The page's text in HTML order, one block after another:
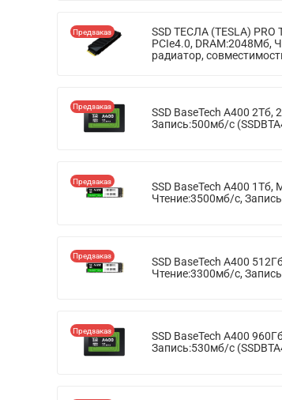
Предзаказ
SSD ТЕСЛА (TESLA) PRO
PCIe4.0, DRAM:2048Мб,
радиатор,
Предзаказ
SSD BaseTech A400 2Тб,
Запись:500мб/с
Предзаказ
SSD BaseTech A400 1Тб,
Чтение:3500мб/с,
Предзаказ
SSD BaseTech A400
Чтение:3300мб/с,
Предзаказ
SSD BaseTech A400
Запись:530мб/с